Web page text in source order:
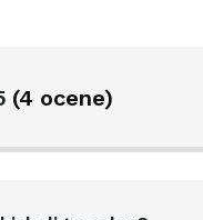
(4 ocene)